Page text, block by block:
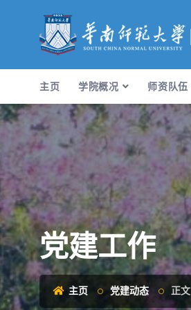
主页 学院概况 师资队伍
党建工作
主页 党建动态 正文